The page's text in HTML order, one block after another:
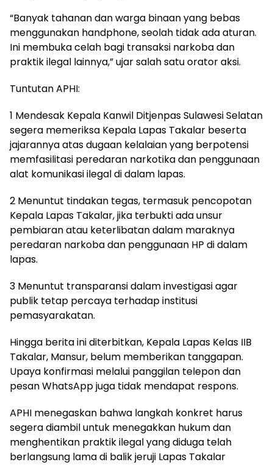
“Banyak tahanan dan warga binaan yang bebas
menggunakan handphone, seolah tidak ada aturan.
Ini membuka celah bagi transaksi narkoba dan
praktik ilegal lainnya,” ujar salah satu orator aksi.
Tuntutan APHI:
1 Mendesak Kepala Kanwil Ditjenpas Sulawesi Selatan
segera memeriksa Kepala Lapas Takalar beserta
jajarannya atas dugaan kelalaian yang berpotensi
memfasilitasi peredaran narkotika dan penggunaan
alat komunikasi ilegal di dalam lapas.
2 Menuntut tindakan tegas, termasuk pencopotan
Kepala Lapas Takalar, jika terbukti ada unsur
pembiaran atau keterlibatan dalam maraknya
peredaran narkoba dan penggunaan HP di dalam
lapas.
3 Menuntut transparansi dalam investigasi agar
publik tetap percaya terhadap institusi
pemasyarakatan.
Hingga berita ini diterbitkan, Kepala Lapas Kelas IIB
Takalar, Mansur, belum memberikan tanggapan.
Upaya konfirmasi melalui panggilan telepon dan
pesan WhatsApp juga tidak mendapat respons.
APHI menegaskan bahwa langkah konkret harus
segera diambil untuk menegakkan hukum dan
menghentikan praktik ilegal yang diduga telah
berlangsung lama di balik jeruji Lapas Takalar